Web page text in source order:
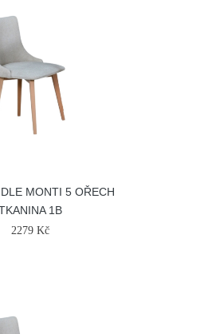
MONTI 5 OŘECH
1B
2279 Kč